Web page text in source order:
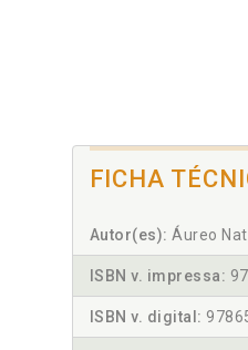
FICHA
Autor(es): Áureo
ISBN v. impressa:
ISBN v. digital: